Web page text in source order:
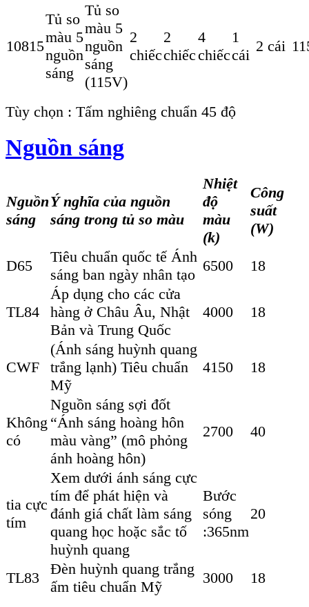
10815
Tủ so
màu 5
nguồn
sáng
Tủ so
màu 5
nguồn
sáng
(115V)
2
chiếc
2
chiếc
4
chiếc
1
cái
2 cái
Tùy chọn : Tấm nghiêng chuẩn 45 độ
Nguồn sáng
Nguồn
sáng
Ý nghĩa của nguồn
sáng trong tủ so màu
Nhiệt
độ
màu
(k)
Công
suất
(W)
D65
Tiêu chuẩn quốc tế Ánh
sáng ban ngày nhân tạo
6500 18
TL84
Áp dụng cho các cửa
hàng ở Châu Âu, Nhật
Bản và Trung Quốc
4000 18
CWF
(Ánh sáng huỳnh quang
trắng lạnh) Tiêu chuẩn
Mỹ
4150 18
Không
có
Nguồn sáng sợi đốt
“Ánh sáng hoàng hôn
màu vàng” (mô phỏng
ánh hoàng hôn)
2700 40
tia cực
tím
Xem dưới ánh sáng cực
tím để phát hiện và
đánh giá chất làm sáng
quang học hoặc sắc tố
huỳnh quang
Bước
sóng
:365nm
20
TL83
Đèn huỳnh quang trắng
ấm tiêu chuẩn Mỹ
3000 18